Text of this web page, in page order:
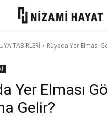
TABİRLERİ
Rüyada Yer Elması
Yer Elması
Gelir?